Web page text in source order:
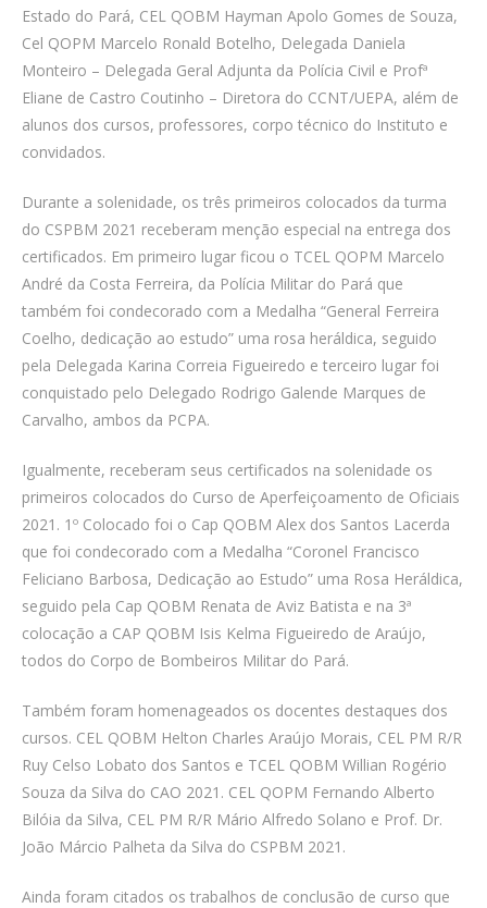
Estado do Pará, CEL QOBM Hayman Apolo Gomes de Souza,
Cel QOPM Marcelo Ronald Botelho, Delegada Daniela
Monteiro – Delegada Geral Adjunta da Polícia Civil e Profª
Eliane de Castro Coutinho – Diretora do CCNT/UEPA, além de
alunos dos cursos, professores, corpo técnico do Instituto e
convidados.
Durante a solenidade, os três primeiros colocados da turma
do CSPBM 2021 receberam menção especial na entrega dos
certificados. Em primeiro lugar ficou o TCEL QOPM Marcelo
André da Costa Ferreira, da Polícia Militar do Pará que
também foi condecorado com a Medalha “General Ferreira
Coelho, dedicação ao estudo” uma rosa heráldica, seguido
pela Delegada Karina Correia Figueiredo e terceiro lugar foi
conquistado pelo Delegado Rodrigo Galende Marques de
Carvalho, ambos da PCPA.
Igualmente, receberam seus certificados na solenidade os
primeiros colocados do Curso de Aperfeiçoamento de Oficiais
2021. 1º Colocado foi o Cap QOBM Alex dos Santos Lacerda
que foi condecorado com a Medalha “Coronel Francisco
Feliciano Barbosa, Dedicação ao Estudo” uma Rosa Heráldica,
seguido pela Cap QOBM Renata de Aviz Batista e na 3ª
colocação a CAP QOBM Isis Kelma Figueiredo de Araújo,
todos do Corpo de Bombeiros Militar do Pará.
Também foram homenageados os docentes destaques dos
cursos. CEL QOBM Helton Charles Araújo Morais, CEL PM R/R
Ruy Celso Lobato dos Santos e TCEL QOBM Willian Rogério
Souza da Silva do CAO 2021. CEL QOPM Fernando Alberto
Bilóia da Silva, CEL PM R/R Mário Alfredo Solano e Prof. Dr.
João Márcio Palheta da Silva do CSPBM 2021.
Ainda foram citados os trabalhos de conclusão de curso que